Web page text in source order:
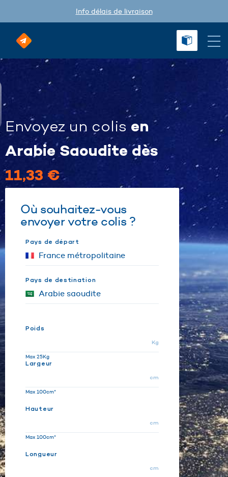
Info délais de livraison
Envoyez un colis en
Arabie Saoudite dès
11,33 €
Où souhaitez-vous
envoyer votre colis ?
Pays de départ
Pays de destination
Poids
Kg
Max 25Kg
Largeur
cm
Max 100cm*
Hauteur
cm
Max 100cm*
Longueur
cm